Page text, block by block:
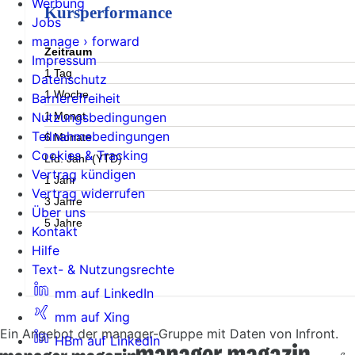
Kursperformance
Zeitraum
1 Tag
1 Woche
1 Monat
6 Monate
Lfd. Jahr (YTD)
1 Jahr
3 Jahre
5 Jahre
Ein Angebot der manager-Gruppe mit Daten von Infront.
Werbung
Jobs
manage › forward
Impressum
Datenschutz
Barrierefreiheit
Nutzungsbedingungen
Teilnahmebedingungen
Cookies & Tracking
Vertrag kündigen
Vertrag widerrufen
Über uns
Kontakt
Hilfe
Text- & Nutzungsrechte
mm auf LinkedIn
mm auf Xing
HBm auf LinkedIn